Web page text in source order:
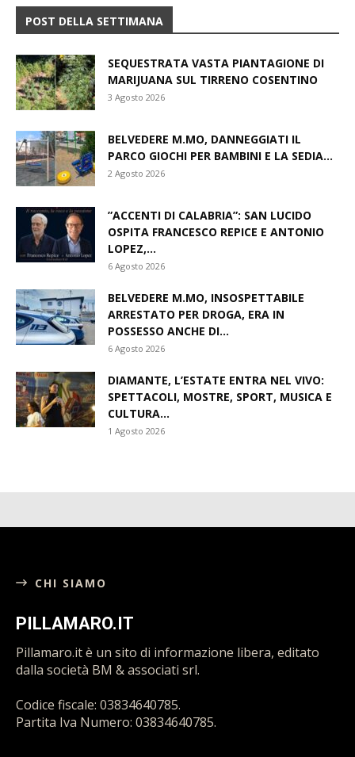
POST DELLA SETTIMANA
SEQUESTRATA VASTA PIANTAGIONE DI
MARIJUANA SUL TIRRENO COSENTINO
3 Agosto 2026
BELVEDERE M.MO, DANNEGGIATI IL
PARCO GIOCHI PER BAMBINI E LA SEDIA...
2 Agosto 2026
​”ACCENTI DI CALABRIA”: SAN LUCIDO
OSPITA FRANCESCO REPICE E ANTONIO
LOPEZ,...
6 Agosto 2026
BELVEDERE M.MO, INSOSPETTABILE
ARRESTATO PER DROGA, ERA IN
POSSESSO ANCHE DI...
6 Agosto 2026
DIAMANTE, L’ESTATE ENTRA NEL VIVO:
SPETTACOLI, MOSTRE, SPORT, MUSICA E
CULTURA...
1 Agosto 2026
CHI SIAMO
PILLAMARO.IT
Pillamaro.it è un sito di informazione libera, editato
dalla società BM & associati srl.
Codice fiscale: 03834640785.
Partita Iva Numero: 03834640785.